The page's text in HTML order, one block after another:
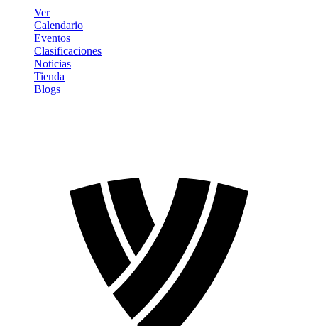
Ver
Calendario
Eventos
Clasificaciones
Noticias
Tienda
Blogs